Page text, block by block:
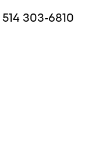
514 303-6810